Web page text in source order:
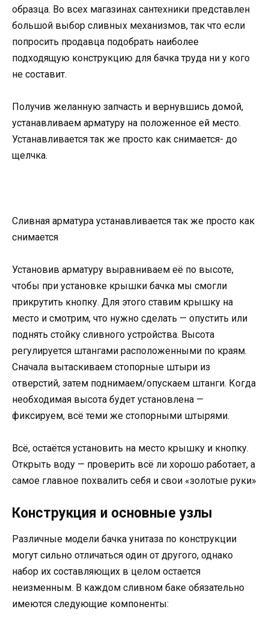
образца. Во всех магазинах сантехники представлен
большой выбор сливных механизмов, так что если
попросить продавца подобрать наиболее
подходящую конструкцию для бачка труда ни у кого
не составит.
Получив желанную запчасть и вернувшись домой,
устанавливаем арматуру на положенное ей место.
Устанавливается так же просто как снимается- до
щелчка.
Сливная арматура устанавливается так же просто как
снимается
Установив арматуру выравниваем её по высоте,
чтобы при установке крышки бачка мы смогли
прикрутить кнопку. Для этого ставим крышку на
место и смотрим, что нужно сделать — опустить или
поднять стойку сливного устройства. Высота
регулируется штангами расположенными по краям.
Сначала вытаскиваем стопорные штыри из
отверстий, затем поднимаем/опускаем штанги. Когда
необходимая высота будет установлена —
фиксируем, всё теми же стопорными штырями.
Всё, остаётся установить на место крышку и кнопку.
Открыть воду — проверить всё ли хорошо работает, а
самое главное похвалить себя и свои «золотые руки»
Конструкция и основные узлы
Различные модели бачка унитаза по конструкции
могут сильно отличаться один от другого, однако
набор их составляющих в целом остается
неизменным. В каждом сливном баке обязательно
имеются следующие компоненты: